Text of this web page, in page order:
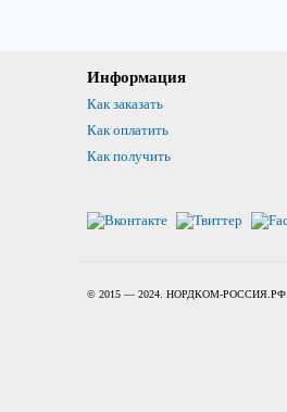
Информация
Как заказать
Как оплатить
Как получить
© 2015 — 2024. НОРДКОМ-РОССИЯ.РФ